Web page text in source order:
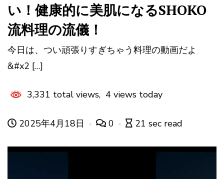
い！健康的に美肌になるSHOKO
流料理の流儀！
今日は、つい頑張りすぎちゃう料理の動画だよ
&#x2 […]
3,331 total views, 4 views today
2025年4月18日 0 21 sec read